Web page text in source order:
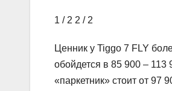
1 / 2 2 / 2
Ценник у Tiggo 7 FLY
обойдется в 85 900 – 113
«паркетник» стоит от